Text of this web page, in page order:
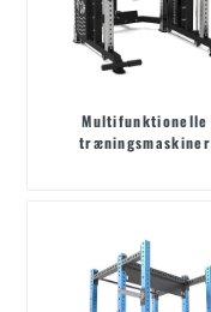
Multifunktionelle
træningsmaskiner